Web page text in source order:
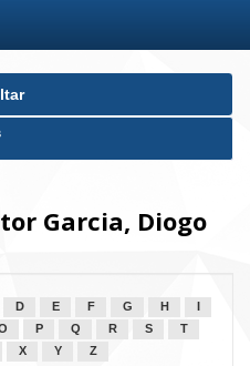
Garcia, Diogo
D E F G H
P Q R S
T
X Y Z